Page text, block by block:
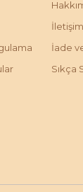
İletişim
İade
Sıkça